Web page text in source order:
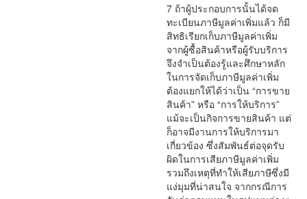
7 ถ้าผู้ประกอบการนั้นได้จด
ทะเบียนภาษีมูลค่าเพิ่มแล้ว ก็มี
สิทธิเรียกเก็บภาษีมูลค่าเพิ่ม
จากผู้ซื้อสินค้าหรือผู้รับบริการ
จึงจำเป็นต้องรู้และศึกษาหลัก
ในการจัดเก็บภาษีมูลค่าเพิ่ม
ต้องแยกให้ได้ว่าเป็น “การขาย
สินค้า” หรือ “การให้บริการ”
แม้จะเป็นกิจการขายสินค้า แต่
ก็อาจมีงานการให้บริการมา
เกี่ยวข้อง ซึ่งสัมพันธ์ต่อจุดรับ
ผิดในการเสียภาษีมูลค่าเพิ่ม
รวมถึงเหตุที่ทำให้เสียภาษีซึ่งมี
แง่มุมที่น่าสนใจ จากกรณีการ